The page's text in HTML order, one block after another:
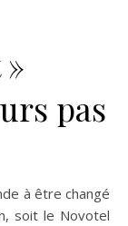
pas
à être changé
soit le Novotel